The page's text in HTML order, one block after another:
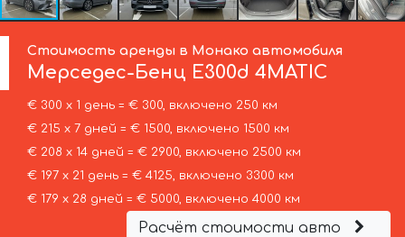
Стоимость аренды в Монако автомобиля
Мерседес-Бенц E300d 4MATIC
€ 300 х 1 день = € 300, включено 250 км
€ 215 х 7 дней = € 1500, включено 1500 км
€ 208 х 14 дней = € 2900, включено 2500 км
€ 197 х 21 день = € 4125, включено 3300 км
€ 179 х 28 дней = € 5000, включено 4000 км
Расчёт стоимости авто